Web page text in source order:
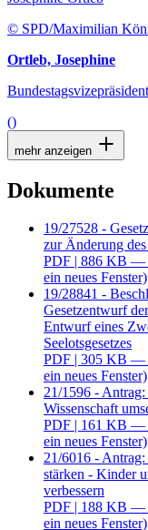
© SPD/Maximilian
Ortleb, Josephine
()
mehr anzeigen
Dokumente
19/27528 -
zur Änderung des
PDF | 886 KB —
ein neues Fenster)
19/28841 -
Gesetzentwurf
Entwurf eines
Seelotsgesetzes
PDF | 305 KB —
ein neues Fenster)
21/1596 -
Wissenschaft
PDF | 161 KB —
ein neues Fenster)
21/6016 -
stärken - Kinder
verbessern
PDF | 188 KB —
ein neues Fenster)